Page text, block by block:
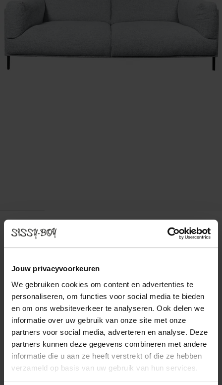
Jouw privacyvoorkeuren
We gebruiken cookies om content en advertenties te
personaliseren, om functies voor social media te bieden
en om ons websiteverkeer te analyseren. Ook delen we
informatie over uw gebruik van onze site met onze
partners voor social media, adverteren en analyse. Deze
partners kunnen deze gegevens combineren met andere
informatie die u aan ze heeft verstrekt of die ze hebben
verzameld op basis van uw gebruik van hun services.
1849.00
Beige 2,5-zits bank uit The Duke serie van Sissy-Boy. The Duke
metalen poten die doorlopen aan de zijkant geven de bank een
unieke touch. Het gebruik van echt dons (RD...Lees meer
1 Model:2.5-zits (1x) + opties